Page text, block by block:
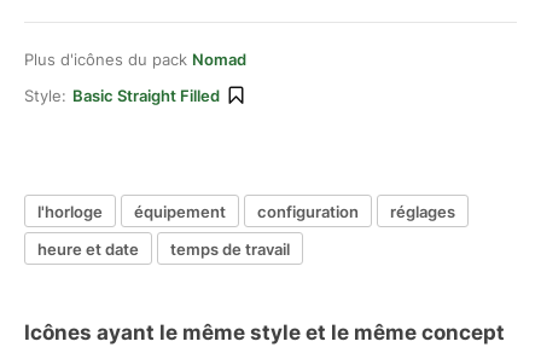
Plus d'icônes du pack Nomad
Style: Basic Straight Filled
l'horloge équipement configuration
réglages
heure et date
temps de travail
Icônes ayant le même style et le même concept